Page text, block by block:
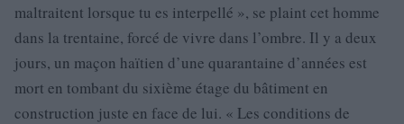
maltraitent lorsque tu es interpellé », se plaint cet homme
dans la trentaine, forcé de vivre dans l’ombre. Il y a deux
jours, un maçon haïtien d’une quarantaine d’années est
mort en tombant du sixième étage du bâtiment en
construction juste en face de lui. « Les conditions de